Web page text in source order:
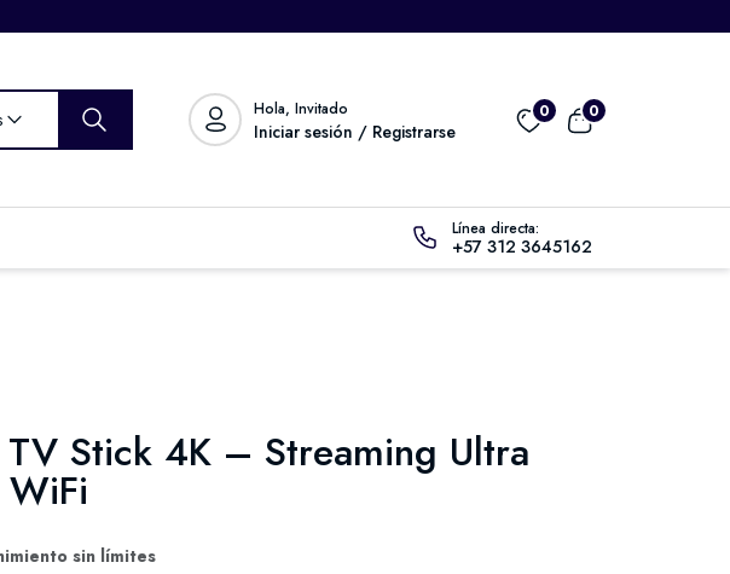
Hola, Invitado
Iniciar sesión / Registrarse
0 0
Línea directa:
+57 312 3645162
TV Stick 4K – Streaming Ultra
sin límites